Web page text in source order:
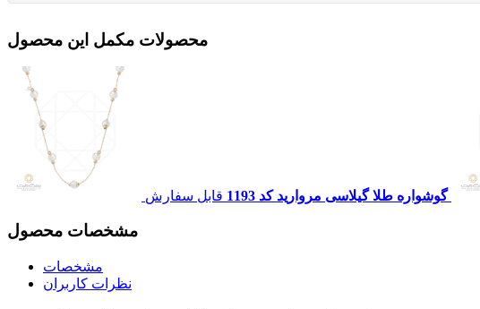
محصولات مکمل این محصول
گوشواره طلا گیلاسی مروارید کد 1193 قابل سفارش
مشخصات محصول
مشخصات
نظرات کاربران